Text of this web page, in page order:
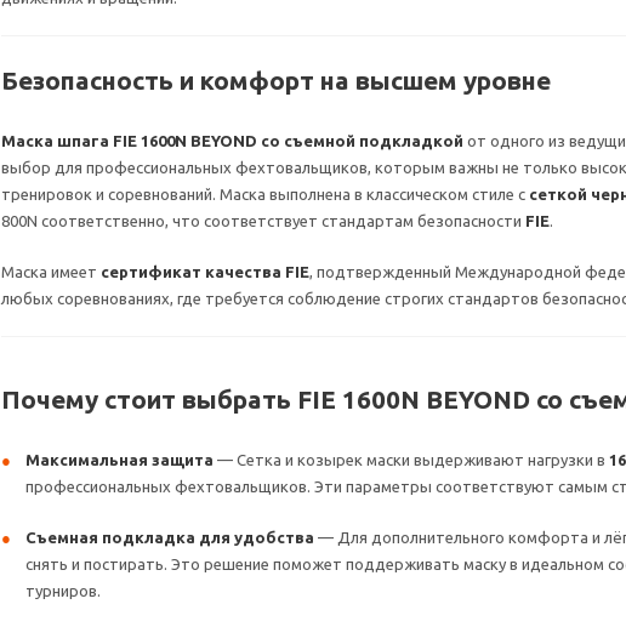
Безопасность и комфорт на высшем уровне
Маска шпага FIE 1600N BEYOND со съемной подкладкой от одного из
выбор для профессиональных фехтовальщиков, которым важны не только
тренировок и соревнований. Маска выполнена в классическом стиле с сеткой
800N соответственно, что соответствует стандартам безопасности FIE.
Маска имеет сертификат качества FIE, подтвержденный Международной
любых соревнованиях, где требуется соблюдение строгих стандартов
Почему стоит выбрать FIE 1600N BEYOND со
Максимальная защита — Сетка и козырек маски выдерживают нагрузки в
профессиональных фехтовальщиков. Эти параметры соответствуют самым
Съемная подкладка для удобства — Для дополнительного комфорта и
снять и постирать. Это решение поможет поддерживать маску в идеальном
турниров.